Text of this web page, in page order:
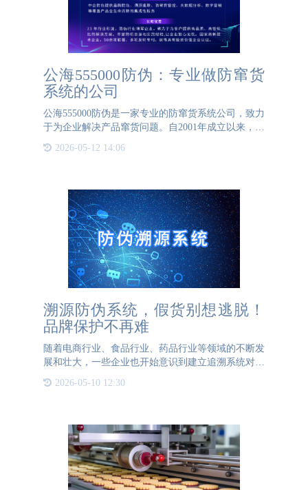
公海555000防伪：专业做防窜货
系统的公司
公海555000防伪是一家专业的防窜货系统公司，致力
于为企业解决产品窜货问题。自2001年成立以来，公
为全国各地乃至全球部分国家的企业提供了高效、可
2026-05-12 14:06
溯源防伪系统，假货别想逃脱！
品牌保护不再难
随着电商行业、食品行业、药品行业等领域的不断发
展和壮大，一些企业也开始意识到建立追溯系统对于
进的物联网技术和云计算技术实现对于产品的误检
2026-05-10 12:30